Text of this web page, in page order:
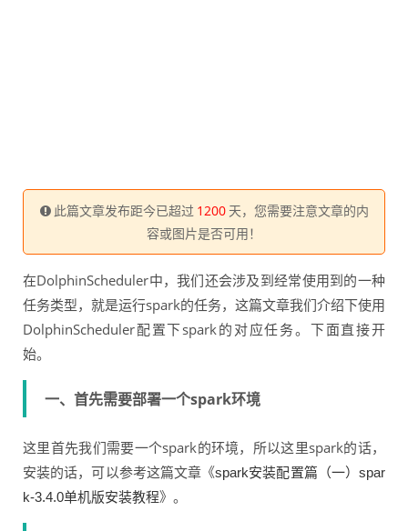
此篇文章发布距今已超过 1200 天，您需要注意文章的内
容或图片是否可用！
在DolphinScheduler中，我们还会涉及到经常使用到的一种
任务类型，就是运行spark的任务，这篇文章我们介绍下使用
DolphinScheduler配置下spark的对应任务。下面直接开
始。
一、首先需要部署一个spark环境
这里首先我们需要一个spark的环境，所以这里spark的话，
安装的话，可以参考这篇文章《spark安装配置篇（一）spar
k-3.4.0单机版安装教程》。